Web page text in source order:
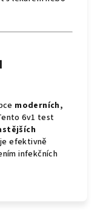
moderních,
6v1 test
efektivně
infekčních